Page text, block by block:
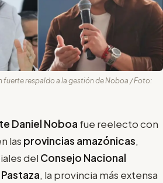
fuerte respaldo a la gestión de Noboa / Foto:
Daniel Noboa fue reelecto con
las provincias amazónicas,
del Consejo Nacional
Pastaza, la provincia más extensa